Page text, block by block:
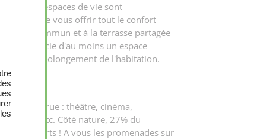
Ces espaces de vie sont
afin de vous offrir tout le confort
jardin commun et à la terrasse partagée
bénéficie d'au moins un espace
le prolongement de l'habitation.
sur rue : théâtre, cinéma,
etc. Côté nature, 27% du
verts ! A vous les promenades sur